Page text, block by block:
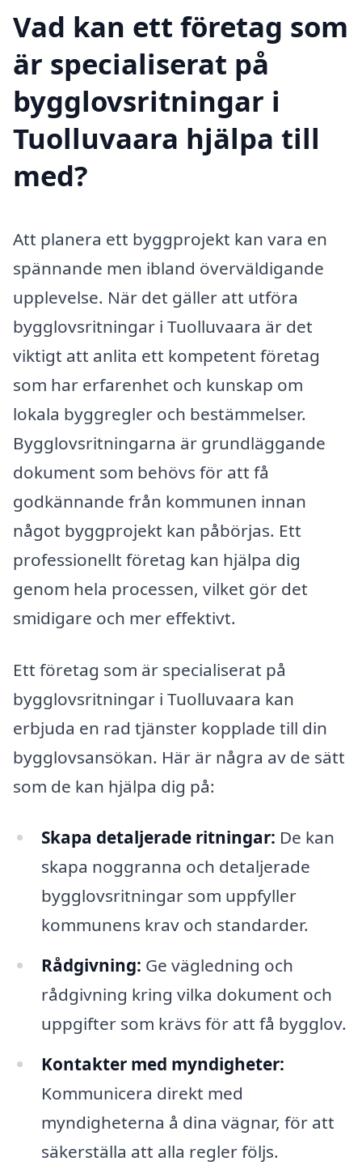
Vad kan ett företag som
är specialiserat på
bygglovsritningar i
Tuolluvaara hjälpa till
med?
Att planera ett byggprojekt kan vara en
spännande men ibland överväldigande
upplevelse. När det gäller att utföra
bygglovsritningar i Tuolluvaara är det
viktigt att anlita ett kompetent företag
som har erfarenhet och kunskap om
lokala byggregler och bestämmelser.
Bygglovsritningarna är grundläggande
dokument som behövs för att få
godkännande från kommunen innan
något byggprojekt kan påbörjas. Ett
professionellt företag kan hjälpa dig
genom hela processen, vilket gör det
smidigare och mer effektivt.
Ett företag som är specialiserat på
bygglovsritningar i Tuolluvaara kan
erbjuda en rad tjänster kopplade till din
bygglovsansökan. Här är några av de sätt
som de kan hjälpa dig på:
Skapa detaljerade ritningar: De kan
skapa noggranna och detaljerade
bygglovsritningar som uppfyller
kommunens krav och standarder.
Rådgivning: Ge vägledning och
rådgivning kring vilka dokument och
uppgifter som krävs för att få bygglov.
Kontakter med myndigheter:
Kommunicera direkt med
myndigheterna å dina vägnar, för att
säkerställa att alla regler följs.